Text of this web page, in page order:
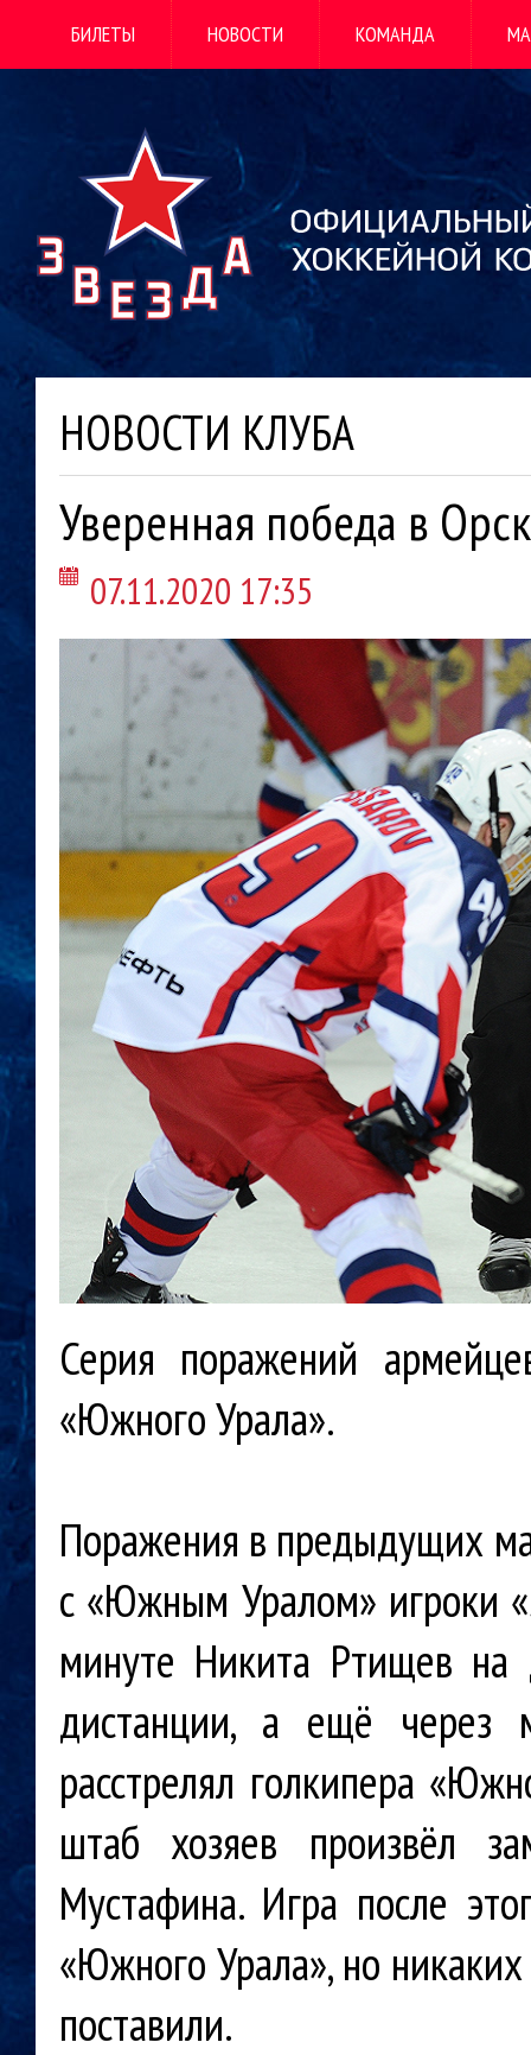
БИЛЕТЫ НОВОСТИ КОМАНДА
НОВОСТИ КЛУБА
Уверенная победа в
07.11.2020 17:35
Серия поражений
«Южного Урала».
Поражения в предыдущих
с «Южным Уралом» игроки
минуте Никита Ртищев на
дистанции, а ещё через
расстрелял голкипера
штаб хозяев произвёл
Мустафина. Игра после
«Южного Урала», но
поставили.